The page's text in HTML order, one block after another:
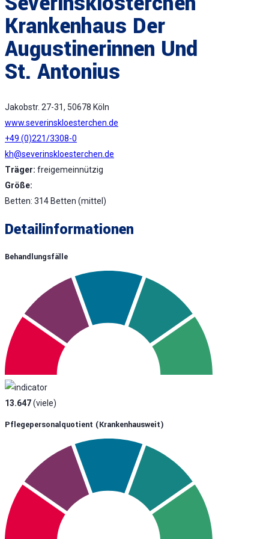
Krankenhaus Der
Augustinerinnen Und
St. Antonius
Jakobstr. 27-31, 50678 Köln
www.severinskloesterchen.de
+49 (0)221/3308-0
kh@severinskloesterchen.de
Träger: freigemeinnützig
Größe:
Betten: 314 Betten (mittel)
Detailinformationen
Behandlungsfälle
13.647(viele)
Pflegepersonalquotient (krankenhausweit)